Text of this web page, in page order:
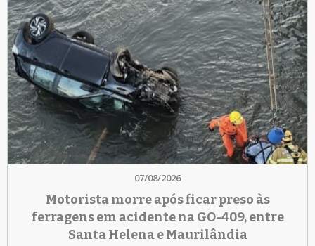
07/08/2026
Motorista morre após ficar preso às
ferragens em acidente na GO-409, entre
Santa Helena e Maurilândia